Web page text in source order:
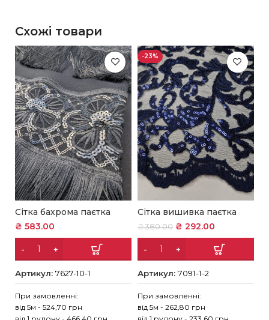
Схожі товари
Сітка бахрома паєтка
₴ 583.00
Артикул:7627-10-1
При замовленні:
від 5м - 524,70 грн
-23%
Сітка вишивка паєтка
₴380.00 ₴ 292.00
Артикул: 7091-1-2
При замовленні:
від 5м - 262,80 грн